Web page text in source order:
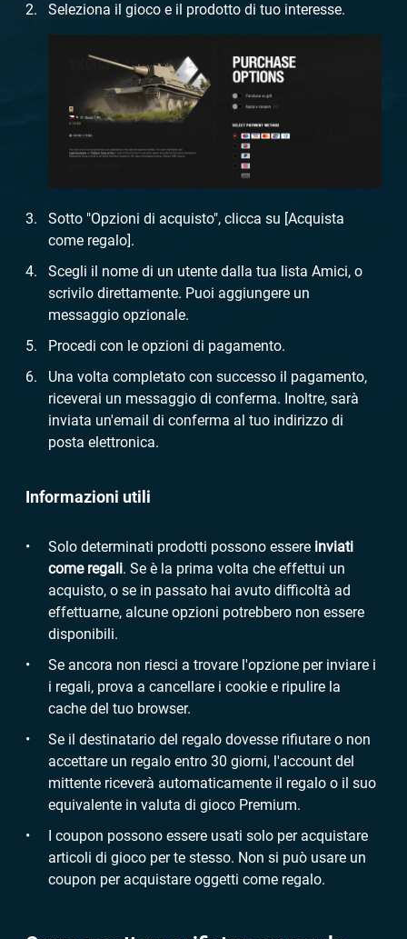
Seleziona il gioco e il prodotto di tuo interesse.
Sotto "Opzioni di acquisto", clicca su [Acquista
come regalo].
Scegli il nome di un utente dalla tua lista Amici, o
scrivilo direttamente. Puoi aggiungere un
messaggio opzionale.
Procedi con le opzioni di pagamento.
Una volta completato con successo il pagamento,
riceverai un messaggio di conferma. Inoltre, sarà
inviata un'email di conferma al tuo indirizzo di
posta elettronica.
Informazioni utili
Solo determinati prodotti possono essere inviati
come regali. Se è la prima volta che effettui un
acquisto, o se in passato hai avuto difficoltà ad
effettuarne, alcune opzioni potrebbero non essere
disponibili.
Se ancora non riesci a trovare l'opzione per inviare i
i regali, prova a cancellare i cookie e ripulire la
cache del tuo browser.
Se il destinatario del regalo dovesse rifiutare o non
accettare un regalo entro 30 giorni, l'account del
mittente riceverà automaticamente il regalo o il suo
equivalente in valuta di gioco Premium.
I coupon possono essere usati solo per acquistare
articoli di gioco per te stesso. Non si può usare un
coupon per acquistare oggetti come regalo.